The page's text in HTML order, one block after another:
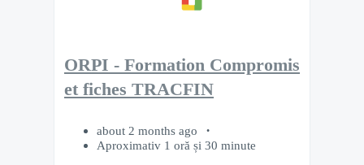
ORPI - Formation Compromis
et fiches TRACFIN
about 2 months ago
Aproximativ 1 oră și 30 minute